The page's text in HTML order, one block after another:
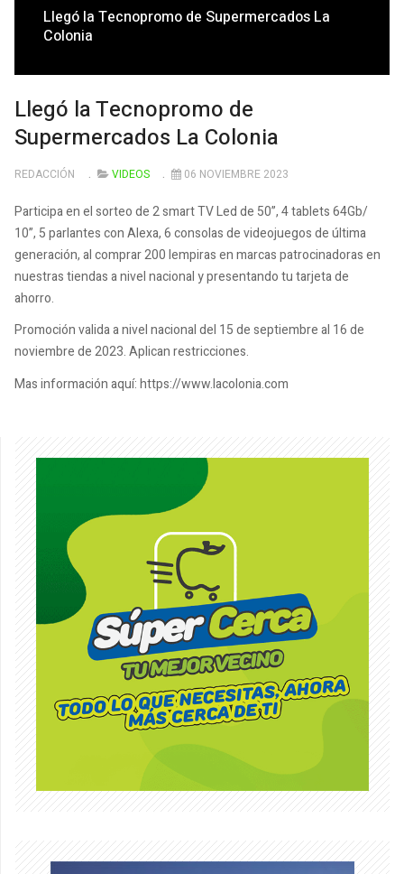
Llegó la Tecnopromo de Supermercados La
Colonia
Llegó la Tecnopromo de
Supermercados La Colonia
REDACCIÓN VIDEOS 06 NOVIEMBRE 2023
Participa en el sorteo de 2 smart TV Led de 50”, 4 tablets 64Gb/
10”, 5 parlantes con Alexa, 6 consolas de videojuegos de última
generación, al comprar 200 lempiras en marcas patrocinadoras en
nuestras tiendas a nivel nacional y presentando tu tarjeta de
ahorro.
Promoción valida a nivel nacional del 15 de septiembre al 16 de
noviembre de 2023. Aplican restricciones.
Mas información aquí: https://www.lacolonia.com